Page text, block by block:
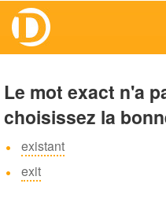
Le mot exact n'a
choisissez la
existant
exit